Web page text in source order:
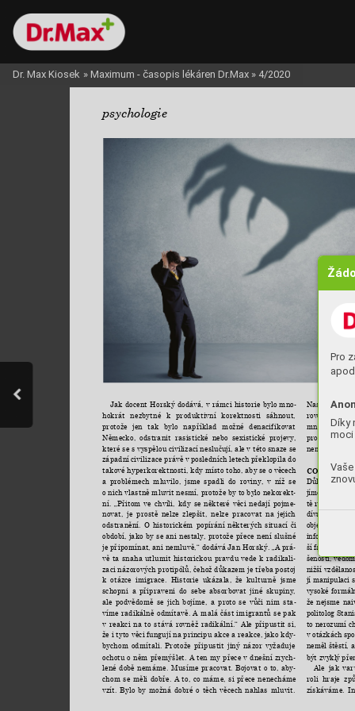
Pro
Díky
moci
psychologie
Jak docent Horský dodává, v rámci historie bylo mno-
hokrát nezbytné k produktivní korektnosti sáhnout,
protože jen tak bylo například možné denacifikovat
Německo,
odstranit rasistické nebo sexistické projevy,
které se s vyspělou civilizací neslučují, ale v této snaze se
západní civilizace právě v posledních letech překlopila do
takové hyperkorektnosti, kdy místo toho, aby se o věcech
a problémech mluvilo, jsme spadli do roviny, v níž se
o nich vlastně mluvit nesmí, protože by to bylo nekorekt-
ní. „Přitom ve chvíli, kdy se některé věci nedají pojme-
novat, je prostě nelze zlepšit, nelze pracovat na jejich
odstranění. O historickém popírání některých situací či
období, jako by se ani nestaly, protože přece není slušné
je připomínat, ani nemluvě,“ dodává Jan Horský. „A prá-
vě ta snaha utlumit historickou pravdu vede k radikali-
zaci názorových protipólů, čehož důkazem je třeba postoj
k otázce imigrace. Historie ukázala, že kulturně jsme
schopni a připraveni do sebe absorbovat jiné skupiny,
ale podvědomě se jich bojíme, a proto se vůči nim sta -
víme radikálně odmítavě. A malá část imigrantů se pak
v reakci na to stává rovněž radikální.“ Ale připustit si,
že i tyto věci fungují na principu akce a reakce, jako kdy-
bychom odmítali. Protože připustit jiný názor vyžaduje
ochotu o něm přemýšlet. A ten my přece v dnešní zrych-
lené době nemáme. Musíme pracovat. Bojovat o to, aby-
chom se měli dobře. A to, co máme, si přece nenecháme
vzít. Bylo by možná dobré o těch věcech nahlas mluvit.
Naslouchat
rové
množství
prostoru pro
nemluví,
CO JE
Důležitou roli
jíme,
tě ráda
dívat
objektivity
informací
ší faktory,
šenosti,
nižší
jí manipulaci
vysoké
že nejsme
politolog
to nerozumí
v otázkách
neměl štěstí,
být zvyklý
Ale jak
roli hraje
získáváme.
Dr. Max Kiosek » Maximum - časopis lékáren Dr.Max » 4/2020